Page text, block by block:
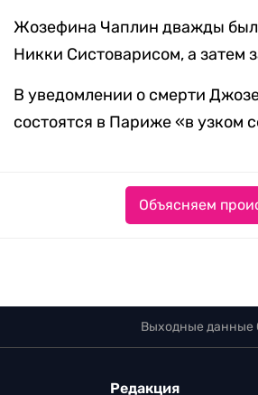
Жозефина Чаплин дважды
Никки Систоварисом, а
В уведомлении о смерти
состоятся в Париже «в узком
Объясняем
Выходные данные
Редакция